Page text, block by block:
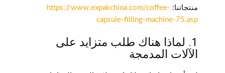
منتجاتنا: https://www.expakchina.com/coffee-
capsule-filling-machine-75.asp
1. لماذا هناك طلب متزايد على
الآلات المدمجة